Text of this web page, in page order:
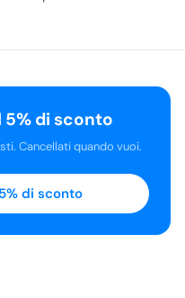
di sconto
Cancellati quando vuoi.
di sconto